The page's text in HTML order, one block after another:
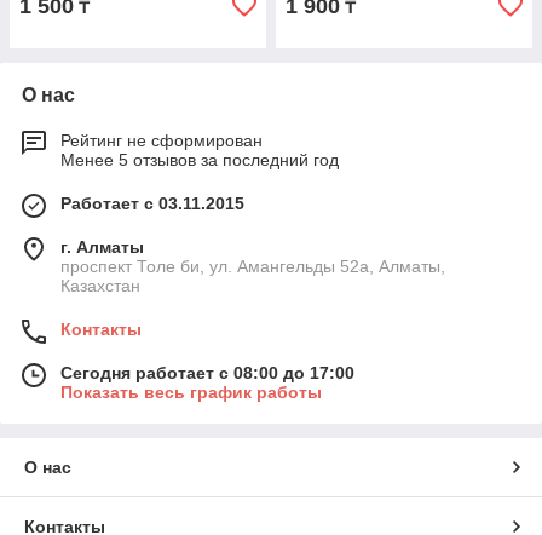
1 500 ₸ 1 900 ₸
О нас
Рейтинг не сформирован
Менее 5 отзывов за последний год
Работает с 03.11.2015
г. Алматы
проспект Толе би, ул. Амангельды 52а, Алматы,
Казахстан
Контакты
Сегодня работает с 08:00 до 17:00
Показать весь график работы
О нас
Контакты